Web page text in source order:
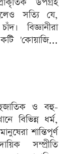
সত্যি যে,
বিজ্ঞানীরা
'কোয়াজি...
ও বহু-
বিভিন্ন ধর্ম,
শান্তিপূর্ণ
সম্প্রীতি